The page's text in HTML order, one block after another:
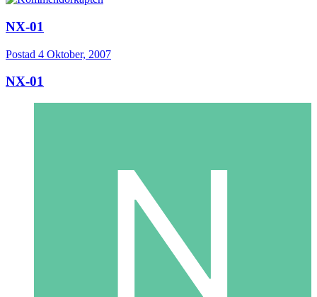
NX-01
Postad 4 Oktober, 2007
NX-01